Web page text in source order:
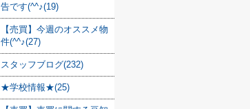
告です(^^♪(19)
【売買】今週のオススメ物
件(^^♪(27)
スタッフブログ(232)
★学校情報★(25)